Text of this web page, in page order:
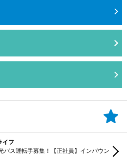
イフ
バス運転手募集！【正社員】インバウン